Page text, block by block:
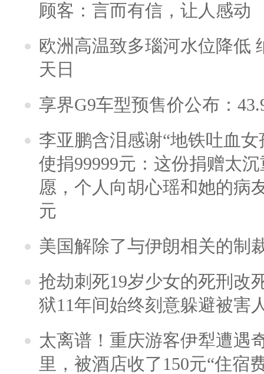
顾客：言而有信，让人感动
欧洲高温致多瑙河水位降低
天日
享界G9车型预售价公布：
李亚鹏含泪感谢“地铁吐血
使捐99999元：这份捐赠太
愿，个人向胡心瑶和她的病
元
美国解除了与伊朗相关的制
抢劫刺死19岁少女的死刑改
狱11年间始终刻意躲避被害
太离谱！重庆游客伊犁遭遇
里，被酒店收了150元“住宿